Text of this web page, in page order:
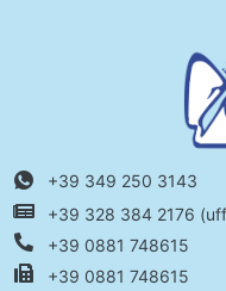
+39 349 250 3143
+39 328 384 2176
+39 0881 748615
+39 0881 748615